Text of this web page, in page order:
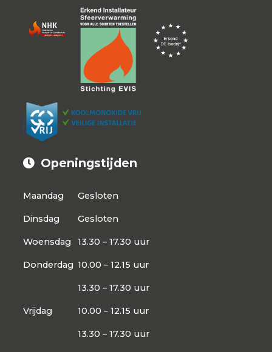
Openingstijden
Maandag Gesloten
Dinsdag Gesloten
Woensdag 13.30 – 17.30 uur
Donderdag 10.00 – 12.15 uur
13.30 – 17.30 uur
Vrijdag 10.00 – 12.15 uur
13.30 – 17.30 uur